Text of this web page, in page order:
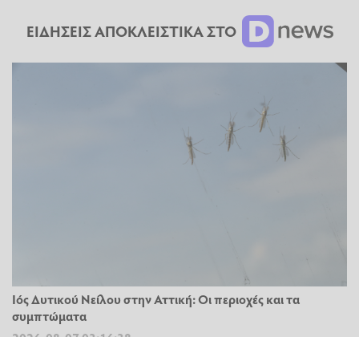
ΕΙΔΗΣΕΙΣ ΑΠΟΚΛΕΙΣΤΙΚΑ ΣΤΟ
Ιός Δυτικού Νείλου στην Αττική: Οι περιοχές και τα
συμπτώματα